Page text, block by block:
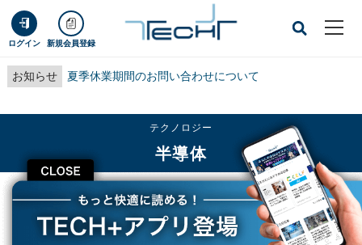
ログイン 新規会員登録
お知らせ 夏季休業期間のお問い合わせについて
CLOSE
テクノロジー
半導体
TECH+ テクノロジー
半導体
Cypress、PSoC 6ベースのIoTプラットフォーム「IoT-AdvantEdge」を発表